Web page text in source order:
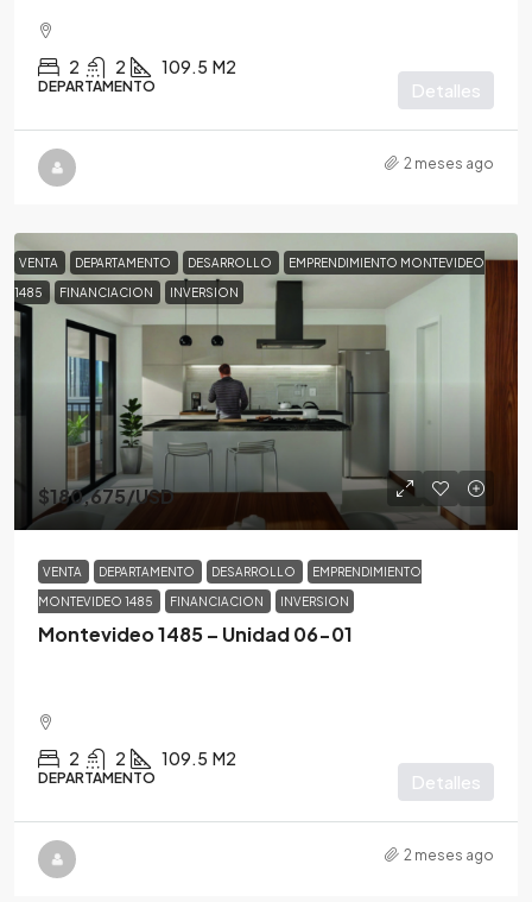
2 2 109.5 M2
DEPARTAMENTO Detalles
2 meses ago
VENTA DEPARTAMENTO DESARROLLO EMPRENDIMIENTO MONTEVIDEO
1485 FINANCIACION INVERSION
$180,675/USD
VENTA DEPARTAMENTO DESARROLLO EMPRENDIMIENTO
MONTEVIDEO 1485 FINANCIACION INVERSION
Montevideo 1485 – Unidad 06-01
2 2 109.5 M2
DEPARTAMENTO Detalles
2 meses ago